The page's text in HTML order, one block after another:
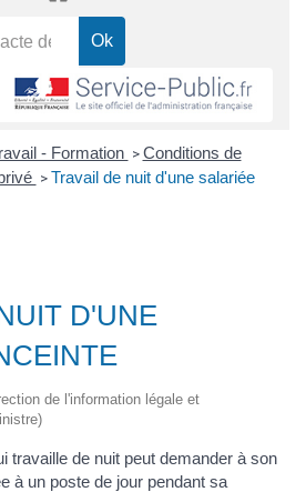
- Formation > Conditions de
> Travail de nuit d'une salariée
D'UNE
de l'information légale et
travaille de nuit peut demander à son
à un poste de jour pendant sa